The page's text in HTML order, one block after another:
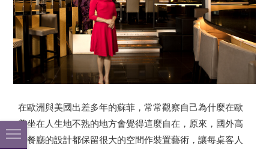
在歐洲與美國出差多年的蘇菲，常常觀察自己為什麼在歐
美坐在人生地不熟的地方會覺得這麼自在，原來，國外高
級餐廳的設計都保留很大的空間作裝置藝術，讓每桌客人